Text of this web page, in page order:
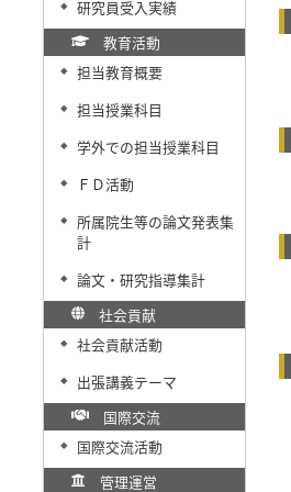
◆
研究員受入実績
教育活動
◆ 担当教育概要
◆ 担当授業科目
◆ 学外での担当授業科目
◆ ＦＤ活動
◆
所属院生等の論文発表集
計
◆
論文・研究指導集計
社会貢献
◆ 社会貢献活動
◆
出張講義テーマ
国際交流
◆
国際交流活動
管理運営